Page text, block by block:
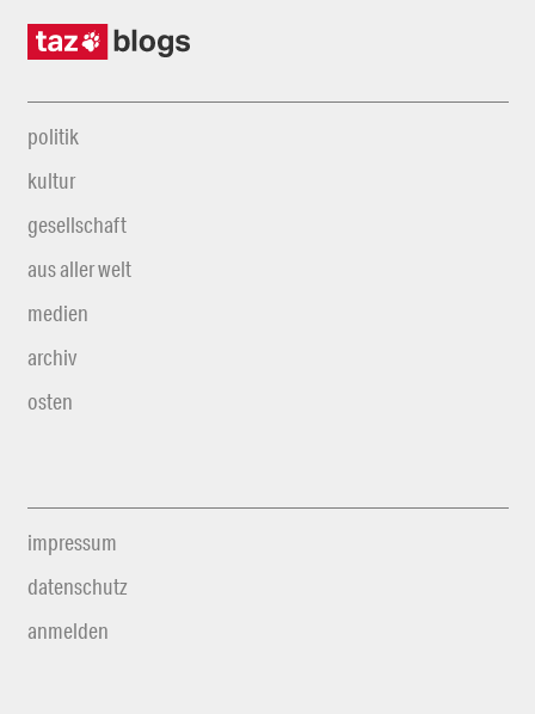
politik
kultur
gesellschaft
aus aller welt
medien
archiv
osten
impressum
datenschutz
anmelden